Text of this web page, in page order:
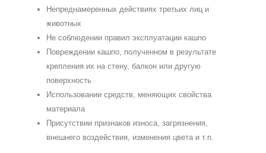
Непреднамеренных действиях третьих лиц и
животных
Не соблюдении правил эксплуатации кашпо
Повреждении кашпо, полученном в результате
крепления их на стену, балкон или другую
поверхность
Использовании средств, меняющих свойства
материала
Присутствии признаков износа, загрязнения,
внешнего воздействия, изменения цвета и т.п.